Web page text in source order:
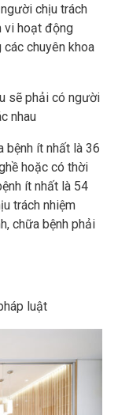
chịu trách
vi hoạt động
chuyên khoa
sẽ phải có người
nhau
bệnh ít nhất là 36
hoặc có thời
ít nhất là 54
trách nhiệm
chữa bệnh phải
luật